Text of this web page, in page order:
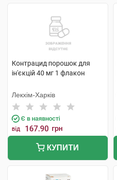
Контрацид порошок для
ін'єкцій 40 мг 1 флакон
Лекхім-Харків
Є в наявності
від 167.90 грн
КУПИТИ